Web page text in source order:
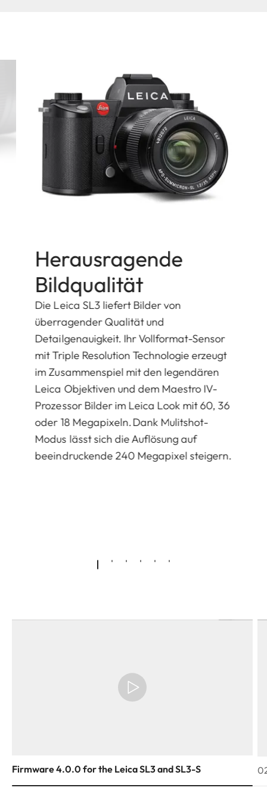
Herausragende
Bildqualität
Die Leica SL3 liefert Bilder von
überragender Qualität und
Detailgenauigkeit. Ihr Vollformat-Sensor
mit Triple Resolution Technologie erzeugt
im Zusammenspiel mit den legendären
Leica Objektiven und dem Maestro IV-
Prozessor Bilder im Leica Look mit 60, 36
oder 18 Megapixeln. Dank Mulitshot-
Modus lässt sich die Auflösung auf
beeindruckende 240 Megapixel steigern.
Firmware 4.0.0 for the Leica SL3 and SL3-S